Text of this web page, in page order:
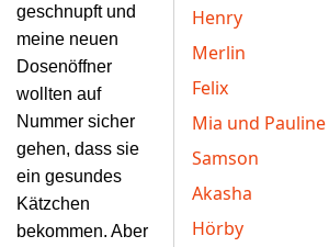
Henry
Merlin
Felix
Mia und Pauline
Samson
Akasha
Hörby
geschnupft und
meine neuen
Dosenöffner
wollten auf
Nummer sicher
gehen, dass sie
ein gesundes
Kätzchen
bekommen. Aber